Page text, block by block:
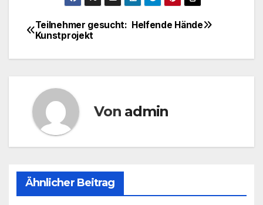
Beitragsnavigation
Helfende Hände
Teilnehmer gesucht:
Kunstprojekt
Von admin
Ähnlicher Beitrag